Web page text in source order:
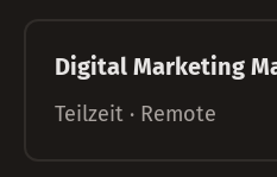
Digital Marketing
Teilzeit · Remote